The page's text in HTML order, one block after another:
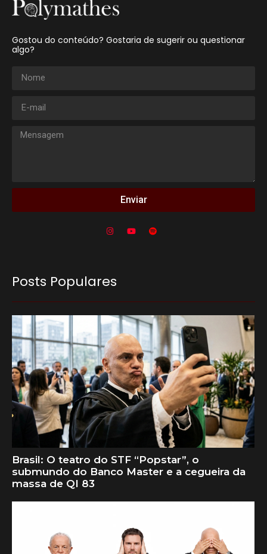
Gostou do conteúdo? Gostaria de sugerir ou questionar
algo?
Enviar
Posts Populares
Brasil: O teatro do STF “Popstar”, o
submundo do Banco Master e a cegueira da
massa de QI 83